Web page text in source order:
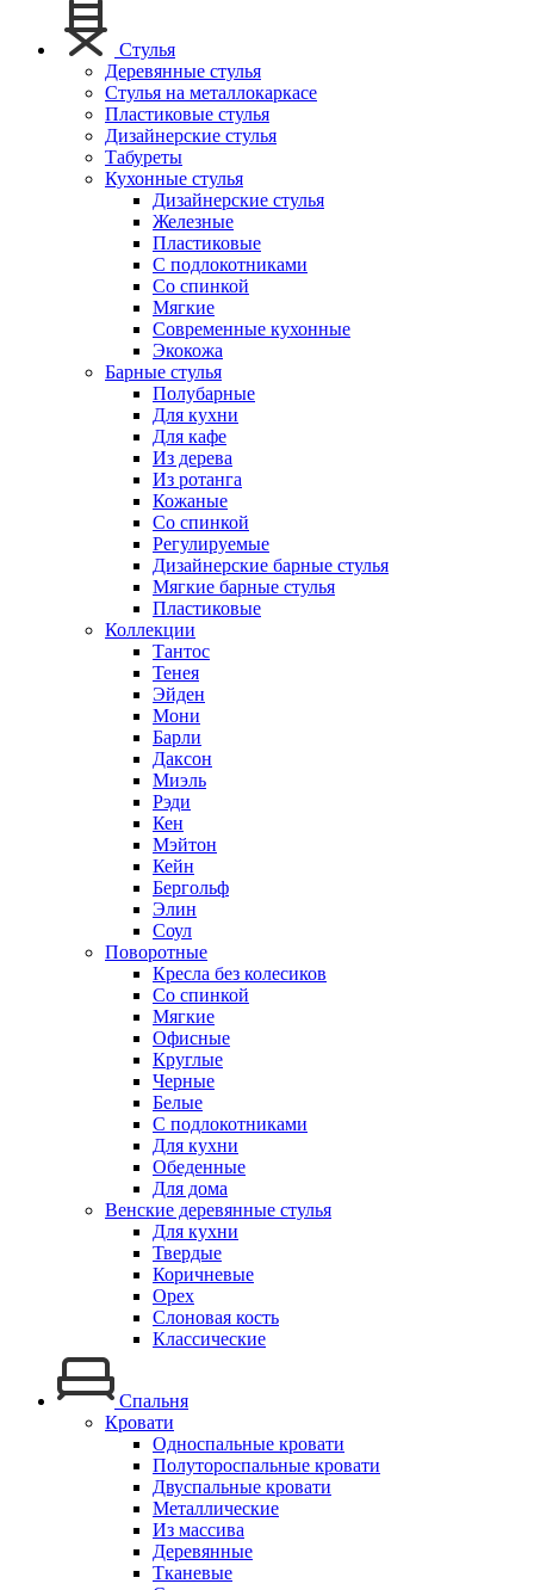
Стулья
Деревянные стулья
Стулья на металлокаркасе
Пластиковые стулья
Дизайнерские стулья
Табуреты
Кухонные стулья
Дизайнерские стулья
Железные
Пластиковые
С подлокотниками
Со спинкой
Мягкие
Современные кухонные
Экокожа
Барные стулья
Полубарные
Для кухни
Для кафе
Из дерева
Из ротанга
Кожаные
Со спинкой
Регулируемые
Дизайнерские барные стулья
Мягкие барные стулья
Пластиковые
Коллекции
Тантос
Тенея
Эйден
Мони
Барли
Даксон
Миэль
Рэди
Кен
Мэйтон
Кейн
Бергольф
Элин
Соул
Поворотные
Кресла без колесиков
Со спинкой
Мягкие
Офисные
Круглые
Черные
Белые
С подлокотниками
Для кухни
Обеденные
Для дома
Венские деревянные стулья
Для кухни
Твердые
Коричневые
Орех
Слоновая кость
Классические
Спальня
Кровати
Односпальные кровати
Полутороспальные кровати
Двуспальные кровати
Металлические
Из массива
Деревянные
Тканевые